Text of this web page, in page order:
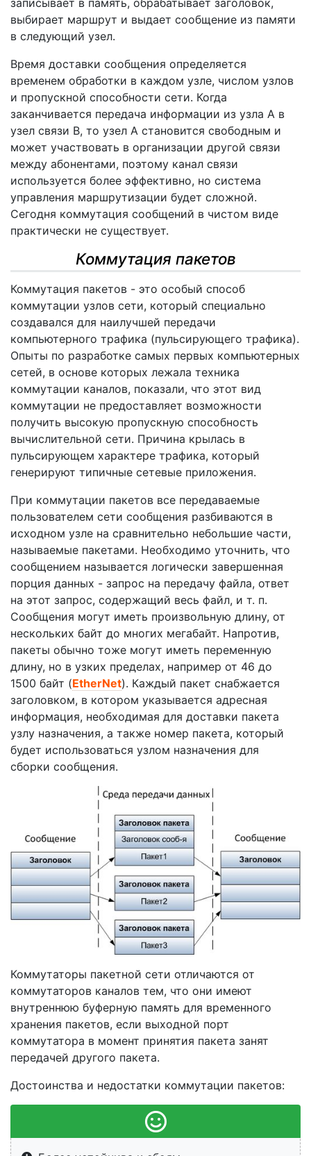
записывает в память, обрабатывает заголовок,
выбирает маршрут и выдает сообщение из памяти
в следующий узел.
Время доставки сообщения определяется
временем обработки в каждом узле, числом узлов
и пропускной способности сети. Когда
заканчивается передача информации из узла А в
узел связи В, то узел А становится свободным и
может участвовать в организации другой связи
между абонентами, поэтому канал связи
используется более эффективно, но система
управления маршрутизации будет сложной.
Сегодня коммутация сообщений в чистом виде
практически не существует.
Коммутация пакетов
Коммутация пакетов - это особый способ
коммутации узлов сети, который специально
создавался для наилучшей передачи
компьютерного трафика (пульсирующего трафика).
Опыты по разработке самых первых компьютерных
сетей, в основе которых лежала техника
коммутации каналов, показали, что этот вид
коммутации не предоставляет возможности
получить высокую пропускную способность
вычислительной сети. Причина крылась в
пульсирующем характере трафика, который
генерируют типичные сетевые приложения.
При коммутации пакетов все передаваемые
пользователем сети сообщения разбиваются в
исходном узле на сравнительно небольшие части,
называемые пакетами. Необходимо уточнить, что
сообщением называется логически завершенная
порция данных - запрос на передачу файла, ответ
на этот запрос, содержащий весь файл, и т. п.
Сообщения могут иметь произвольную длину, от
нескольких байт до многих мегабайт. Напротив,
пакеты обычно тоже могут иметь переменную
длину, но в узких пределах, например от 46 до
1500 байт (EtherNet). Каждый пакет снабжается
заголовком, в котором указывается адресная
информация, необходимая для доставки пакета
узлу назначения, а также номер пакета, который
будет использоваться узлом назначения для
сборки сообщения.
Коммутаторы пакетной сети отличаются от
коммутаторов каналов тем, что они имеют
внутреннюю буферную память для временного
хранения пакетов, если выходной порт
коммутатора в момент принятия пакета занят
передачей другого пакета.
Достоинства и недостатки коммутации пакетов: